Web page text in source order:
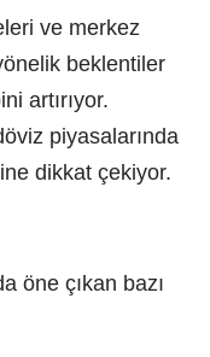
ve merkez
beklentiler
artırıyor.
piyasalarında
dikkat çekiyor.
öne çıkan bazı